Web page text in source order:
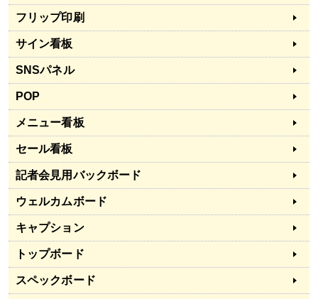
フリップ印刷
サイン看板
SNSパネル
POP
メニュー看板
セール看板
記者会見用バックボード
ウェルカムボード
キャプション
トップボード
スペックボード